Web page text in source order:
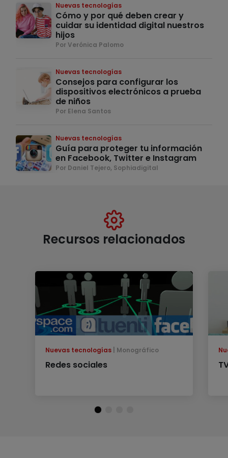
Nuevas tecnologías
Cómo y por qué deben crear y
cuidar su identidad digital nuestros
hijos
Por Verónica Palomo
Nuevas tecnologías
Consejos para configurar los
dispositivos electrónicos a prueba
de niños
Por Elena Santos
Nuevas tecnologías
Guía para proteger tu información
en Facebook, Twitter e Instagram
Por Daniel Tejero, Sophiadigital
Recursos relacionados
Nuevas tecnologías Monográfico
Redes sociales